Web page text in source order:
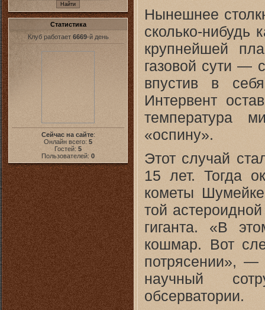
Статистика
Клуб работает 6669-й день
Сейчас на сайте:
Онлайн всего: 5
Гостей: 5
Пользователей: 0
Нынешнее
сколько-нибудь
крупнейшей
газовой сути —
впустив в
Интервент
температура
«оспину».
Этот случай
15 лет. Тогда
кометы
той
гиганта. «В
кошмар. Вот
потрясении», —
научный
обсерватории.